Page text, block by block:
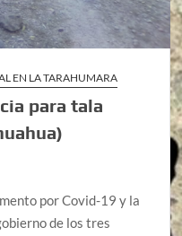
EN LA TARAHUMARA
para tala
por Covid-19 y la
de los tres